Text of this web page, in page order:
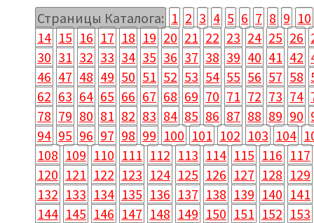
Страницы Каталога: 1 2 3 4 5 6 7 8 9 10
14 15 16 17 18 19 20 21 22 23 24 25 26
30 31 32 33 34 35 36 37 38 39 40 41 42
46 47 48 49 50 51 52 53 54 55 56 57 58
62 63 64 65 66 67 68 69 70 71 72 73 74
78 79 80 81 82 83 84 85 86 87 88 89 90
94 95 96 97 98 99 100 101 102 103 104
108 109 110 111 112 113 114 115 116 117
120 121 122 123 124 125 126 127 128 129
132 133 134 135 136 137 138 139 140 141
144 145 146 147 148 149 150 151 152 153